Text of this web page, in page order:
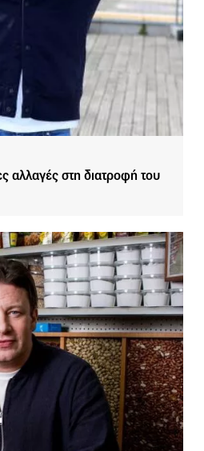
αλλαγές στη διατροφή του